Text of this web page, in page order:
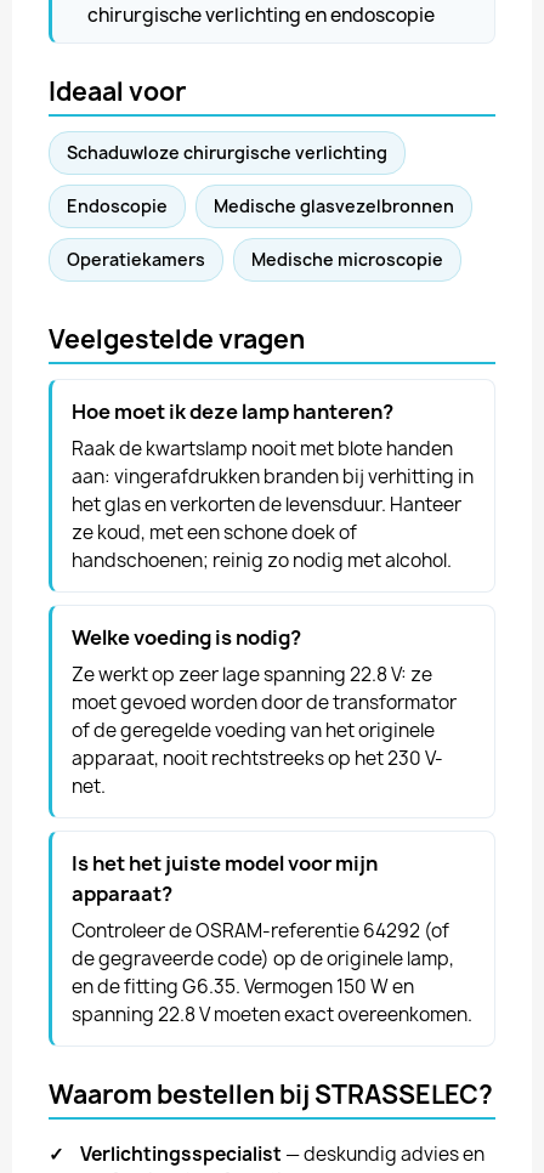
chirurgische verlichting en endoscopie
Ideaal voor
Schaduwloze chirurgische verlichting
Endoscopie Medische glasvezelbronnen
Operatiekamers Medische microscopie
Veelgestelde vragen
Hoe moet ik deze lamp hanteren?
Raak de kwartslamp nooit met blote handen
aan: vingerafdrukken branden bij verhitting in
het glas en verkorten de levensduur. Hanteer
ze koud, met een schone doek of
handschoenen; reinig zo nodig met alcohol.
Welke voeding is nodig?
Ze werkt op zeer lage spanning 22.8 V: ze
moet gevoed worden door de transformator
of de geregelde voeding van het originele
apparaat, nooit rechtstreeks op het 230 V-
net.
Is het het juiste model voor mijn
apparaat?
Controleer de OSRAM-referentie 64292 (of
de gegraveerde code) op de originele lamp,
en de fitting G6.35. Vermogen 150 W en
spanning 22.8 V moeten exact overeenkomen.
Waarom bestellen bij STRASSELEC?
✓ Verlichtingsspecialist — deskundig advies en